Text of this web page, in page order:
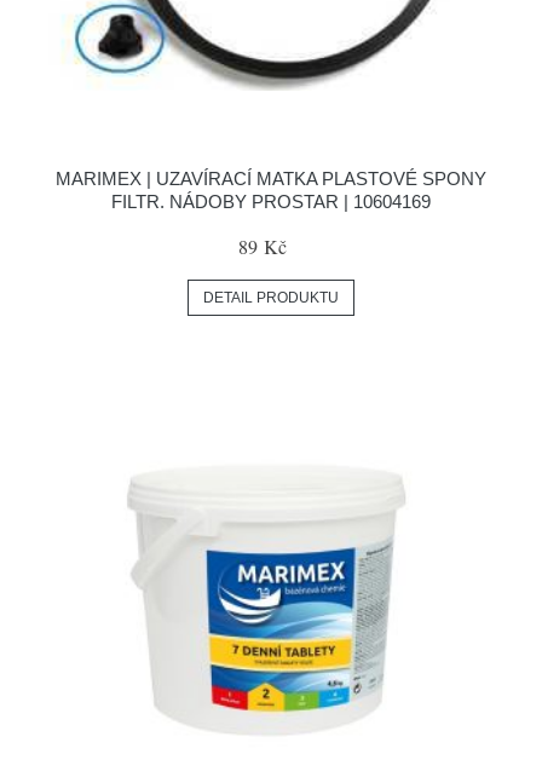
MARIMEX | UZAVÍRACÍ MATKA PLASTOVÉ SPONY
FILTR. NÁDOBY PROSTAR | 10604169
89 Kč
DETAIL PRODUKTU